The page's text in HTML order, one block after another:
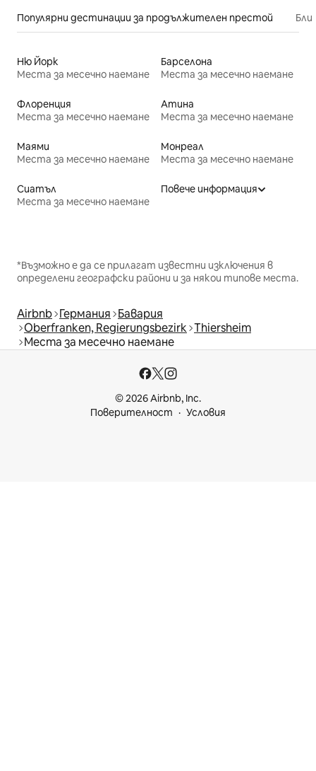
Популярни дестинации за продължителен престой
Ню Йорк
Места за месечно наемане
Барселона
Места за месечно наемане
Флоренция
Места за месечно наемане
Атина
Места за месечно наемане
Маями
Места за месечно наемане
Монреал
Места за месечно наемане
Сиатъл
Места за месечно наемане
Повече информация
*Възможно е да се прилагат известни изключения в
определени географски райони и за някои типове места.
Airbnb Германия Бавария
Oberfranken, Regierungsbezirk Thiersheim
Места за месечно наемане
© 2026 Airbnb, Inc.
Поверителност
Условия